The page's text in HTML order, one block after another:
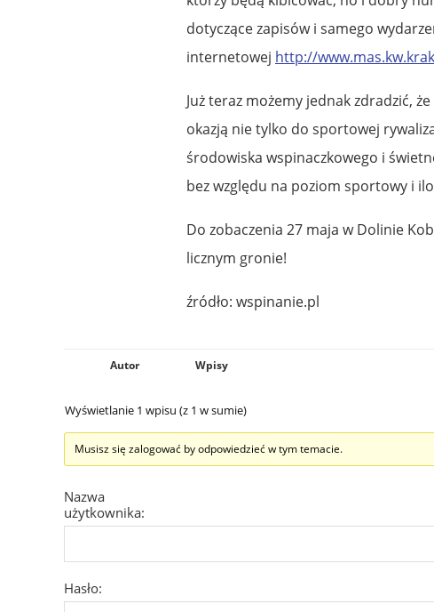
dotyczące zapisów i samego
internetowej http://
Już teraz możemy jednak zdradzić,
okazją nie tylko do sportowej
środowiska wspinaczkowego i
bez względu na poziom sportowy i
Do zobaczenia 27 maja w Dolinie
licznym gronie!
źródło: wspinanie.pl
Autor Wpisy
Wyświetlanie 1 wpisu (z 1 w sumie)
Musisz się zalogować by odpowiedzieć w tym temacie.
Nazwa
użytkownika:
Hasło: